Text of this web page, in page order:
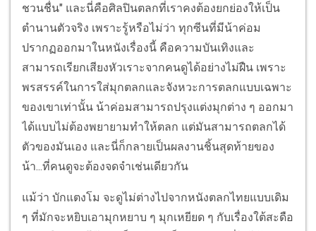
ชวนชื่น" และนี่คือศิลปินตลกที่เราคงต้องยกย่องให้เป็น
ตำนานตัวจริง เพราะรู้หรือไม่ว่า ทุกซีนที่มีน้าค่อม
ปรากฏออกมาในหนังเรื่องนี้ คือความบันเทิงและ
สามารถเรียกเสียงหัวเราะจากคนดูได้อย่างไม่ฝืน เพราะ
พรสรรค์ในการใส่มุกตลกและจังหวะการตลกแบบเฉพาะ
ของเขาเท่านั้น น้าค่อมสามารถปรุงแต่งมุกต่าง ๆ ออกมา
ได้แบบไม่ต้องพยายามทำให้ตลก แต่มันสามารถตลกได้
ตัวของมันเอง และนี่ก็กลายเป็นผลงานชิ้นสุดท้ายของ
น้า...ที่คนดูจะต้องจดจำเช่นเดียวกัน
แม้ว่า บักแตงโม จะดูไม่ต่างไปจากหนังตลกไทยแบบเดิม
ๆ ที่มักจะหยิบเอามุกหยาบ ๆ มุกเหยียด ๆ กับเรื่องใต้สะดือ